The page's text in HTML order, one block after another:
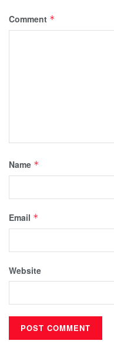
Comment *
Name *
Email *
Website